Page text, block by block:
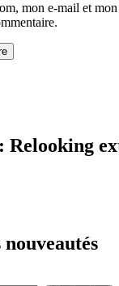
mon e-mail et
Relooking